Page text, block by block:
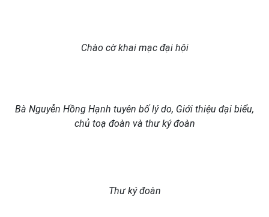
Chào cờ khai mạc đại hội
Bà Nguyễn Hồng Hạnh tuyên bố lý do, Giới thiệu đại biểu,
chủ toạ đoàn và thư ký đoàn
Thư ký đoàn